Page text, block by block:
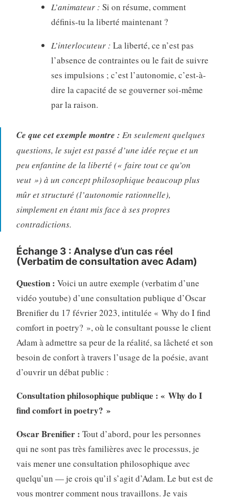
L’animateur : Si on résume, comment
définis-tu la liberté maintenant ?
L’interlocuteur : La liberté, ce n’est pas
l’absence de contraintes ou le fait de suivre
ses impulsions ; c’est l’autonomie, c’est-à-
dire la capacité de se gouverner soi-même
par la raison.
Ce que cet exemple montre : En seulement quelques
questions, le sujet est passé d’une idée reçue et un
peu enfantine de la liberté (« faire tout ce qu’on
veut ») à un concept philosophique beaucoup plus
mûr et structuré (l’autonomie rationnelle),
simplement en étant mis face à ses propres
contradictions.
Échange 3 : Analyse d’un cas réel
(Verbatim de consultation avec Adam)
Question : Voici un autre exemple (verbatim d’une
vidéo youtube) d’une consultation publique d’Oscar
Brenifier du 17 février 2023, intitulée « Why do I find
comfort in poetry? », où le consultant pousse le client
Adam à admettre sa peur de la réalité, sa lâcheté et son
besoin de confort à travers l’usage de la poésie, avant
d’ouvrir un débat public :
Consultation philosophique publique : « Why do I
find comfort in poetry? »
Oscar Brenifier : Tout d’abord, pour les personnes
qui ne sont pas très familières avec le processus, je
vais mener une consultation philosophique avec
quelqu’un — je crois qu’il s’agit d’Adam. Le but est de
vous montrer comment nous travaillons. Je vais